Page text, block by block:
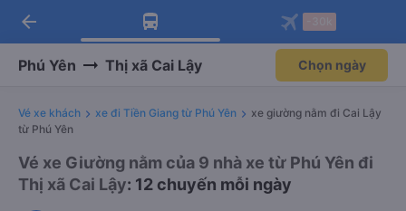
Tải app Vexere ngay!
Nhận ưu đãi thành viên độc
Mở app
Tải app Vexere
-30k/ghế khi đặt vé máy bay qua
Mở app
arrow_back
Phú Yên Thị xã Cai Lậy Chọn ngày
Vé xe khách xe đi Tiền Giang từ Phú Yên
xe giường nằm đi Cai Lậy
từ Phú Yên
Vé xe Giường nằm của 9 nhà xe từ Phú Yên đi
Thị xã Cai Lậy: 12 chuyến mỗi ngày